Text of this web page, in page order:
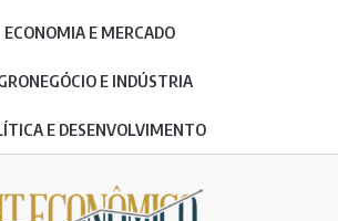
ECONOMIA E MERCADO
E INDÚSTRIA
E DESENVOLVIMENTO